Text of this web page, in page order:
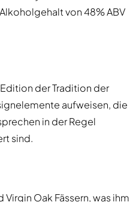
von 48% ABV
der Tradition der
aufweisen, die
in der Regel
sind.
Oak Fässern, was ihm